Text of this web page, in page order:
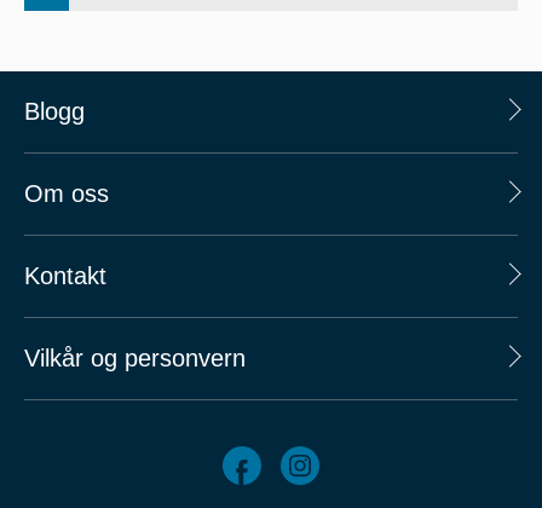
Blogg
Om oss
Kontakt
Vilkår og personvern